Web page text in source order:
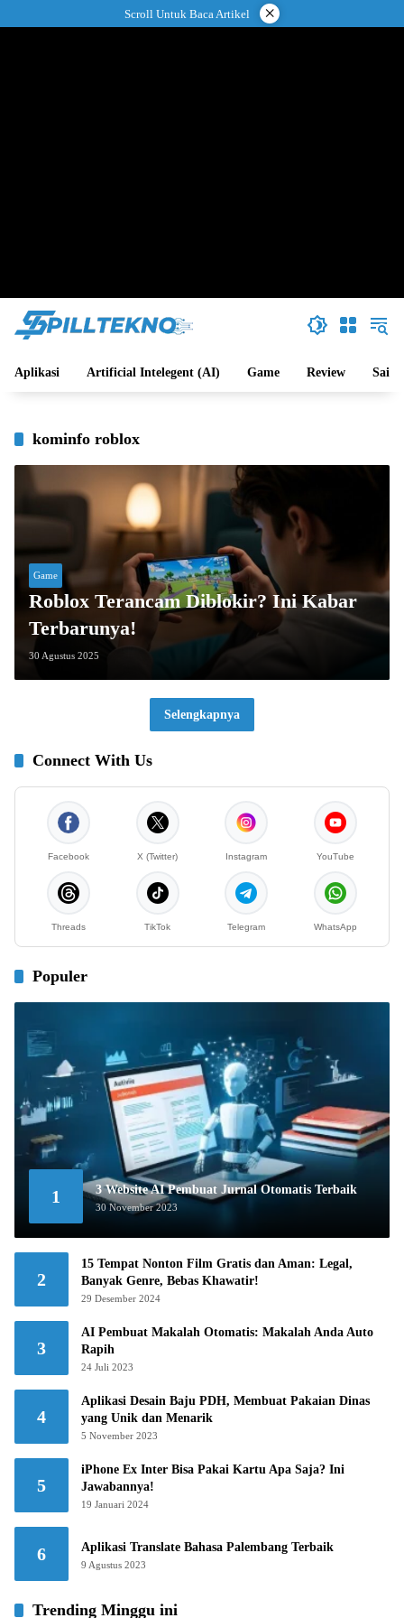
ke
Scroll Untuk Baca Artikel ×
Aplikasi Artificial Intelegent (AI) Game Review Sains
kominfo roblox
Game
Roblox Terancam Diblokir? Ini Kabar
Terbarunya!
30 Agustus 2025
Selengkapnya
Connect With Us
Facebook X (Twitter) Instagram YouTube
Threads TikTok Telegram WhatsApp
Populer
1 3 Website AI Pembuat Jurnal Otomatis Terbaik
30 November 2023
2
15 Tempat Nonton Film Gratis dan Aman: Legal,
Banyak Genre, Bebas Khawatir!
29 Desember 2024
3
AI Pembuat Makalah Otomatis: Makalah Anda Auto
Rapih
24 Juli 2023
4
Aplikasi Desain Baju PDH, Membuat Pakaian Dinas
yang Unik dan Menarik
5 November 2023
5
iPhone Ex Inter Bisa Pakai Kartu Apa Saja? Ini
Jawabannya!
19 Januari 2024
6 Aplikasi Translate Bahasa Palembang Terbaik
9 Agustus 2023
Trending Minggu ini